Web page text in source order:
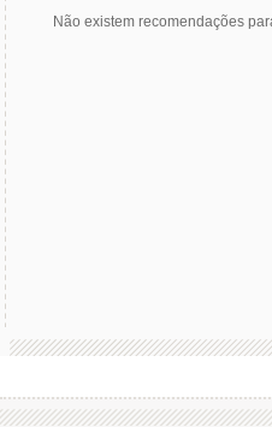
Não existem recomendações